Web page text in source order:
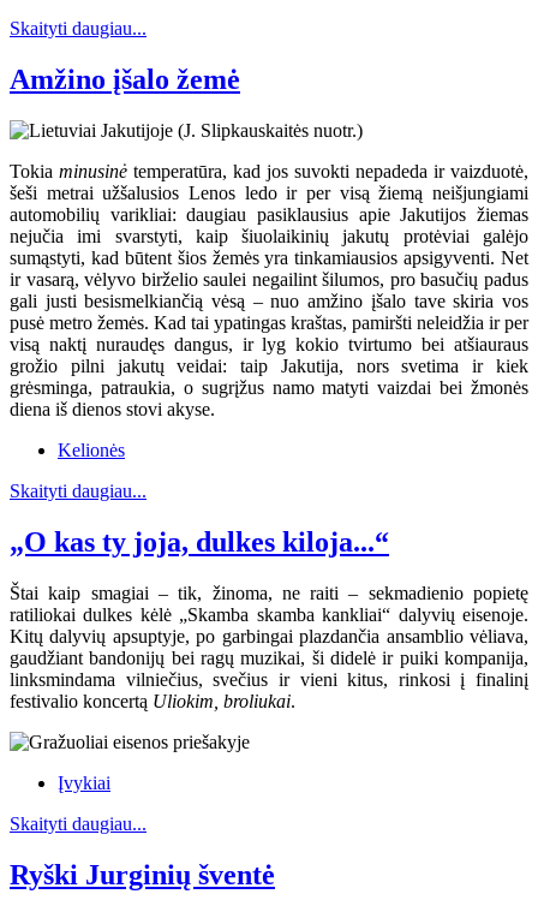
Skaityti daugiau...
Amžino įšalo žemė
Tokia minusinė temperatūra, kad jos suvokti nepadeda ir vaizduotė,
šeši metrai užšalusios Lenos ledo ir per visą žiemą neišjungiami
automobilių varikliai: daugiau pasiklausius apie Jakutijos žiemas
nejučia imi svarstyti, kaip šiuolaikinių jakutų protėviai galėjo
sumąstyti, kad būtent šios žemės yra tinkamiausios apsigyventi. Net
ir vasarą, vėlyvo birželio saulei negailint šilumos, pro basučių padus
gali justi besismelkiančią vėsą – nuo amžino įšalo tave skiria vos
pusė metro žemės. Kad tai ypatingas kraštas, pamiršti neleidžia ir per
visą naktį nuraudęs dangus, ir lyg kokio tvirtumo bei atšiauraus
grožio pilni jakutų veidai: taip Jakutija, nors svetima ir kiek
grėsminga, patraukia, o sugrįžus namo matyti vaizdai bei žmonės
diena iš dienos stovi akyse.
Kelionės
Skaityti daugiau...
„O kas ty joja, dulkes kiloja...“
Štai kaip smagiai – tik, žinoma, ne raiti – sekmadienio popietę
ratiliokai dulkes kėlė „Skamba skamba kankliai“ dalyvių eisenoje.
Kitų dalyvių apsuptyje, po garbingai plazdančia ansamblio vėliava,
gaudžiant bandonijų bei ragų muzikai, ši didelė ir puiki kompanija,
linksmindama vilniečius, svečius ir vieni kitus, rinkosi į finalinį
festivalio koncertą Uliokim, broliukai.
Įvykiai
Skaityti daugiau...
Ryški Jurginių šventė